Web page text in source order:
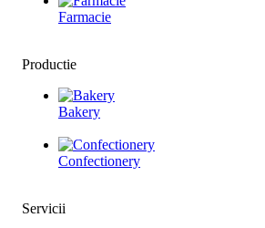
Farmacie
Productie
Bakery
Confectionery
Servicii